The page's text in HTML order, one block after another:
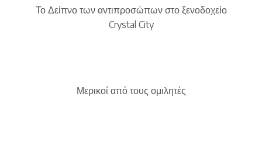
Το Δείπνο των αντιπροσώπων στο ξενοδοχείο
Crystal City
Μερικοί από τους ομιλητές